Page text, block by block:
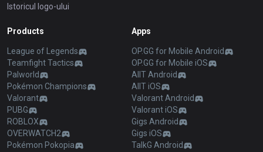
Istoricul logo-ului
Products
League of Legends
Teamfight Tactics
Palworld
Pokémon Champions
Valorant
PUBG
ROBLOX
OVERWATCH2
Pokémon Pokopia
Apps
OP.GG for Mobile Android
OP.GG for Mobile iOS
AllT Android
AllT iOS
Valorant Android
Valorant iOS
Gigs Android
Gigs iOS
TalkG Android